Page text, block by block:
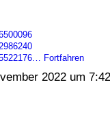
Fortfahren
2022 um